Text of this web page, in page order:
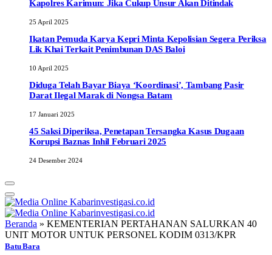
Kapolres Karimun: Jika Cukup Unsur Akan Ditindak
25 April 2025
Ikatan Pemuda Karya Kepri Minta Kepolisian Segera Periksa
Lik Khai Terkait Penimbunan DAS Baloi
10 April 2025
Diduga Telah Bayar Biaya ‘Koordinasi’, Tambang Pasir
Darat Ilegal Marak di Nongsa Batam
17 Januari 2025
45 Saksi Diperiksa, Penetapan Tersangka Kasus Dugaan
Korupsi Baznas Inhil Februari 2025
24 Desember 2024
Beranda » KEMENTERIAN PERTAHANAN SALURKAN 40
UNIT MOTOR UNTUK PERSONEL KODIM 0313/KPR
Batu Bara